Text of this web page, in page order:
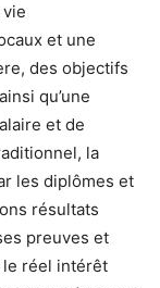
et une
des objectifs
qu’une
et de
la
les diplômes et
résultats
preuves et
le réel intérêt